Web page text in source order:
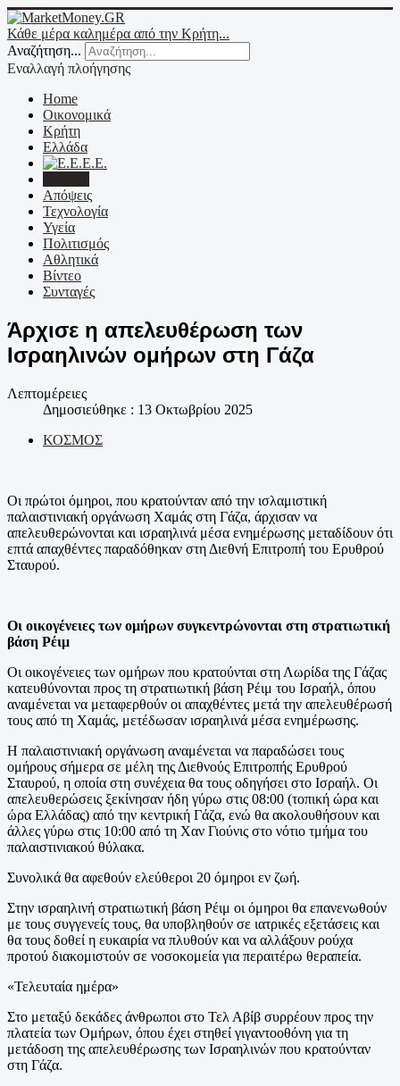
Κάθε μέρα καλημέρα από την Κρήτη...
Αναζήτηση...
Εναλλαγή πλοήγησης
Home
Οικονομικά
Κρήτη
Ελλάδα
Ε.Ε.
Απόψεις
Τεχνολογία
Υγεία
Πολιτισμός
Αθλητικά
Βίντεο
Συνταγές
Άρχισε η απελευθέρωση των
Ισραηλινών ομήρων στη Γάζα
Λεπτομέρειες
Δημοσιεύθηκε : 13 Οκτωβρίου 2025
ΚΟΣΜΟΣ
Οι πρώτοι όμηροι, που κρατούνταν από την ισλαμιστική
παλαιστινιακή οργάνωση Χαμάς στη Γάζα, άρχισαν να
απελευθερώνονται και ισραηλινά μέσα ενημέρωσης μεταδίδουν ότι
επτά απαχθέντες παραδόθηκαν στη Διεθνή Επιτροπή του Ερυθρού
Σταυρού.
Οι οικογένειες των ομήρων συγκεντρώνονται στη στρατιωτική
βάση Ρέιμ
Οι οικογένειες των ομήρων που κρατούνται στη Λωρίδα της Γάζας
κατευθύνονται προς τη στρατιωτική βάση Ρέιμ του Ισραήλ, όπου
αναμένεται να μεταφερθούν οι απαχθέντες μετά την απελευθέρωσή
τους από τη Χαμάς, μετέδωσαν ισραηλινά μέσα ενημέρωσης.
Η παλαιστινιακή οργάνωση αναμένεται να παραδώσει τους
ομήρους σήμερα σε μέλη της Διεθνούς Επιτροπής Ερυθρού
Σταυρού, η οποία στη συνέχεια θα τους οδηγήσει στο Ισραήλ. Οι
απελευθερώσεις ξεκίνησαν ήδη γύρω στις 08:00 (τοπική ώρα και
ώρα Ελλάδας) από την κεντρική Γάζα, ενώ θα ακολουθήσουν και
άλλες γύρω στις 10:00 από τη Χαν Γιούνις στο νότιο τμήμα του
παλαιστινιακού θύλακα.
Συνολικά θα αφεθούν ελεύθεροι 20 όμηροι εν ζωή.
Στην ισραηλινή στρατιωτική βάση Ρέιμ οι όμηροι θα επανενωθούν
με τους συγγενείς τους, θα υποβληθούν σε ιατρικές εξετάσεις και
θα τους δοθεί η ευκαιρία να πλυθούν και να αλλάξουν ρούχα
προτού διακομιστούν σε νοσοκομεία για περαιτέρω θεραπεία.
«Τελευταία ημέρα»
Στο μεταξύ δεκάδες άνθρωποι στο Τελ Αβίβ συρρέουν προς την
πλατεία των Ομήρων, όπου έχει στηθεί γιγαντοοθόνη για τη
μετάδοση της απελευθέρωσης των Ισραηλινών που κρατούνταν
στη Γάζα.